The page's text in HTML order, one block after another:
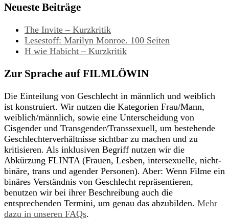
Neueste Beiträge
The Invite – Kurzkritik
Lesestoff: Marilyn Monroe. 100 Seiten
H wie Habicht – Kurzkritik
Zur Sprache auf FILMLÖWIN
Die Einteilung von Geschlecht in männlich und weiblich
ist konstruiert. Wir nutzen die Kategorien Frau/Mann,
weiblich/männlich, sowie eine Unterscheidung von
Cisgender und Transgender/Transsexuell, um bestehende
Geschlechterverhältnisse sichtbar zu machen und zu
kritisieren. Als inklusiven Begriff nutzen wir die
Abkürzung FLINTA (Frauen, Lesben, intersexuelle, nicht-
binäre, trans und agender Personen). Aber: Wenn Filme ein
binäres Verständnis von Geschlecht repräsentieren,
benutzen wir bei ihrer Beschreibung auch die
entsprechenden Termini, um genau das abzubilden. Mehr
dazu in unseren FAQs.